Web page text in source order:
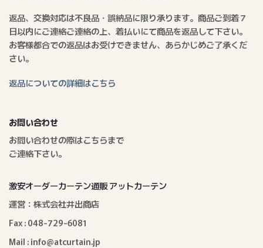
返品、交換対応は不良品・誤納品に限り承ります。商品ご到着７
日以内にご連絡ご連絡の上、着払いにて商品を返品して下さい。
お客様都合での返品はお受けできません、あらかじめご了承くだ
さい。
返品についての詳細はこちら
お問い合わせ
お問い合わせの際はこちらまで
ご連絡下さい。
激安オーダーカーテン通販 アットカーテン
運営：株式会社井出商店
Fax : 048-729-6081
Mail : info@atcurtain.jp